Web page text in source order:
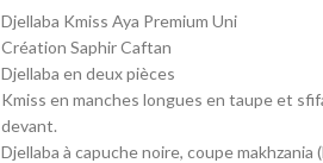
Djellaba Kmiss Aya Premium Uni
Création Saphir Caftan
Djellaba en deux pièces
Kmiss en manches longues en taupe et
devant.
Djellaba à capuche noire, coupe